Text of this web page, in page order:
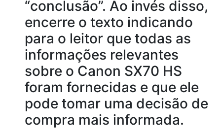
“conclusão”. Ao invés disso,
encerre o texto indicando
para o leitor que todas as
informações relevantes
sobre o Canon SX70 HS
foram fornecidas e que ele
pode tomar uma decisão de
compra mais informada.